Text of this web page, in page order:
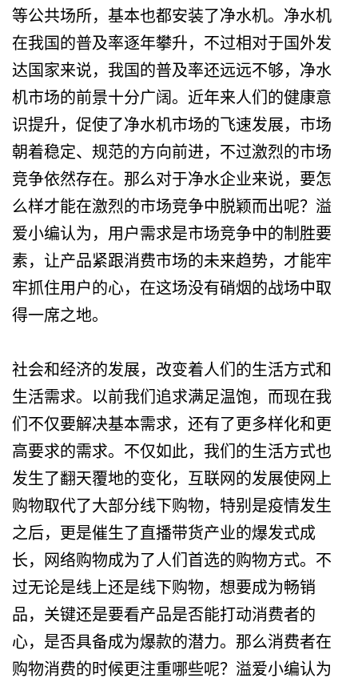
等公共场所，基本也都安装了净水机。净水机
在我国的普及率逐年攀升，不过相对于国外发
达国家来说，我国的普及率还远远不够，净水
机市场的前景十分广阔。近年来人们的健康意
识提升，促使了净水机市场的飞速发展，市场
朝着稳定、规范的方向前进，不过激烈的市场
竞争依然存在。那么对于净水企业来说，要怎
么样才能在激烈的市场竞争中脱颖而出呢？溢
爱小编认为，用户需求是市场竞争中的制胜要
素，让产品紧跟消费市场的未来趋势，才能牢
牢抓住用户的心，在这场没有硝烟的战场中取
得一席之地。
社会和经济的发展，改变着人们的生活方式和
生活需求。以前我们追求满足温饱，而现在我
们不仅要解决基本需求，还有了更多样化和更
高要求的需求。不仅如此，我们的生活方式也
发生了翻天覆地的变化，互联网的发展使网上
购物取代了大部分线下购物，特别是疫情发生
之后，更是催生了直播带货产业的爆发式成
长，网络购物成为了人们首选的购物方式。不
过无论是线上还是线下购物，想要成为畅销
品，关键还是要看产品是否能打动消费者的
心，是否具备成为爆款的潜力。那么消费者在
购物消费的时候更注重哪些呢？溢爱小编认为